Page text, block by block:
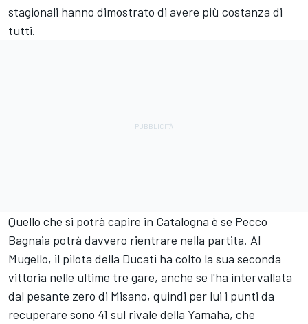
stagionali hanno dimostrato di avere più costanza di
tutti.
Quello che si potrà capire in Catalogna è se Pecco
Bagnaia potrà davvero rientrare nella partita. Al
Mugello, il pilota della Ducati ha colto la sua seconda
vittoria nelle ultime tre gare, anche se l'ha intervallata
dal pesante zero di Misano, quindi per lui i punti da
recuperare sono 41 sul rivale della Yamaha, che